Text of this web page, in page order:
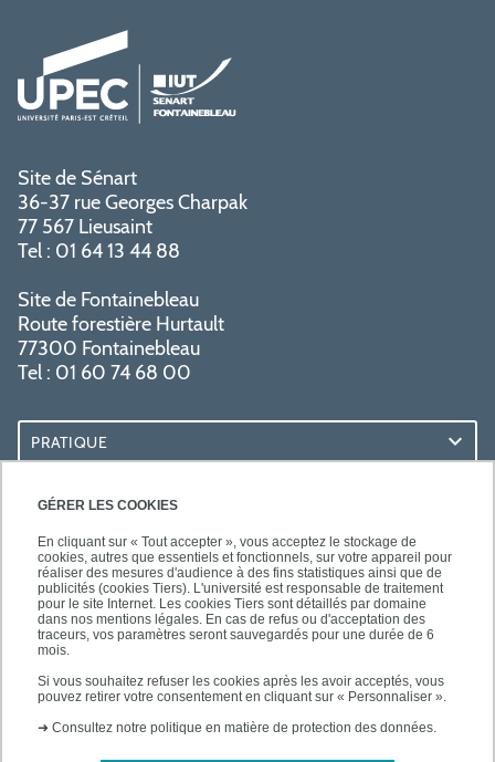
GÉRER LES COOKIES
En cliquant sur « Tout accepter », vous acceptez le stockage de
cookies, autres que essentiels et fonctionnels, sur votre appareil pour
réaliser des mesures d'audience à des fins statistiques ainsi que de
publicités (cookies Tiers). L'université est responsable de traitement
pour le site Internet. Les cookies Tiers sont détaillés par domaine
dans nos mentions légales. En cas de refus ou d'acceptation des
traceurs, vos paramètres seront sauvegardés pour une durée de 6
mois.
Si vous souhaitez refuser les cookies après les avoir acceptés, vous
pouvez retirer votre consentement en cliquant sur « Personnaliser ».
➜ Consultez notre politique en matière de protection des données.
Site de Sénart
36-37 rue Georges Charpak
77 567 Lieusaint
Tel : 01 64 13 44 88
Site de Fontainebleau
Route forestière Hurtault
77300 Fontainebleau
Tel : 01 60 74 68 00
PRATIQUE
RESSOURCES
SUIVEZ-NOUS